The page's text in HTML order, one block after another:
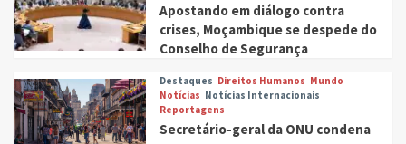
Apostando em diálogo contra
crises, Moçambique se despede do
Conselho de Segurança
Destaques Direitos Humanos Mundo
Notícias Notícias Internacionais
Reportagens
Secretário-geral da ONU condena